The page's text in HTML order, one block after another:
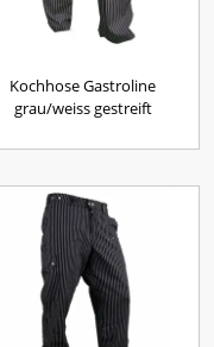
Kochhose Gastroline
grau/weiss gestreift